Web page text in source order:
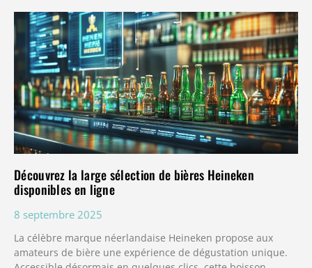
Découvrez la large sélection de bières Heineken
disponibles en ligne
8 septembre 2025
La célèbre marque néerlandaise Heineken propose aux
amateurs de bière une expérience de dégustation unique.